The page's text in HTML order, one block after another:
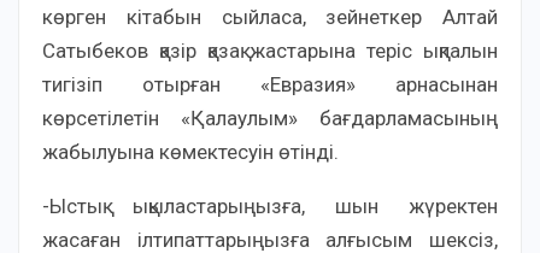
көрген кітабын сыйласа, зейнеткер Алтай
Сатыбеков қазір қазақ жастарына теріс ықпалын
тигізіп отырған «Евразия» арнасынан
көрсетілетін «Қалаулым» бағдарламасының
жабылуына көмектесуін өтінді.
-Ыстық ықыластарыңызға, шын жүректен
жасаған ілтипаттарыңызға алғысым шексіз,